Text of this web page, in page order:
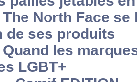
The North Face se
de ses produits
Quand les
LGBT+